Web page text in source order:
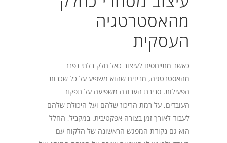
מהאסטרטגיה
העסקית
כאשר מתייחסים לעיצוב כאל חלק בלתי נפרד
מהאסטרטגיה, מבינים שהוא משפיע על כל שכבות
הפעילות. סביבת העבודה משפיעה על תפקוד
העובדים, על רמת הריכוז שלהם ועל היכולת שלהם
לעבוד לאורך זמן בצורה אפקטיבית. במקביל, החלל
הוא גם נקודת המפגש הראשונה של הלקוח עם